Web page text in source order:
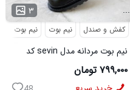
۳ ...
کفش و صندل نیم بوت نیم بوت
نیم بوت مردانه مدل sevin کد
6427
۷۹۹,۰۰۰ تومان